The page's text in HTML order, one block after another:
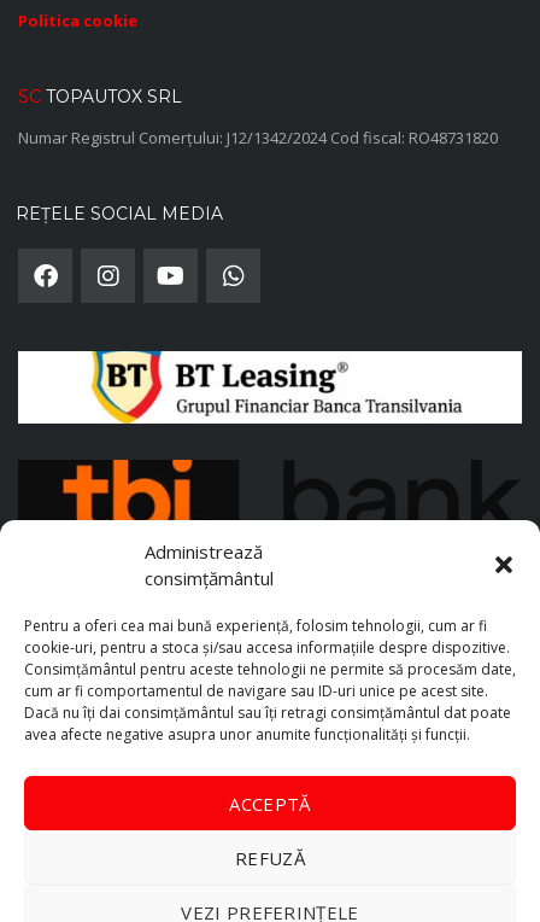
Administrează
consimțământul
Pentru a oferi cea mai bună experiență, folosim tehnologii, cum ar fi
cookie-uri, pentru a stoca și/sau accesa informațiile despre dispozitive.
Consimțământul pentru aceste tehnologii ne permite să procesăm date,
cum ar fi comportamentul de navigare sau ID-uri unice pe acest site.
Dacă nu îți dai consimțământul sau îți retragi consimțământul dat poate
avea afecte negative asupra unor anumite funcționalități și funcții.
ACCEPTĂ
REFUZĂ
VEZI PREFERINȚELE
Politica cookie
SC TOPAUTOX SRL
Numar Registrul Comerțului: J12/1342/2024 Cod fiscal: RO48731820
REȚELE SOCIAL MEDIA
TopAutoX Automotive © 2026